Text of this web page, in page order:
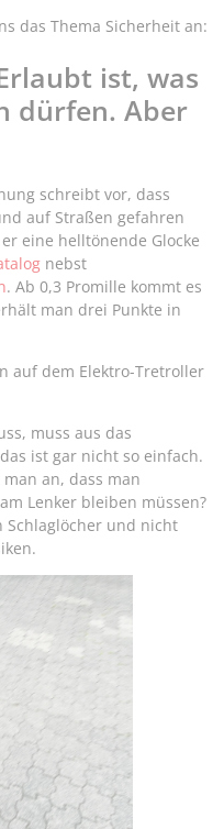
das Thema Sicherheit an:
ist, was
dürfen. Aber
schreibt vor, dass
auf Straßen gefahren
eine helltönende Glocke
nebst
. Ab 0,3 Promille kommt es
man drei Punkte in
auf dem Elektro-Tretroller
muss aus das
ist gar nicht so einfach.
an, dass man
Lenker bleiben müssen?
Schlaglöcher und nicht